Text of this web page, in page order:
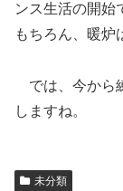
ンス生活の開始
もちろん、暖炉
では、今から
しますね。
未分類